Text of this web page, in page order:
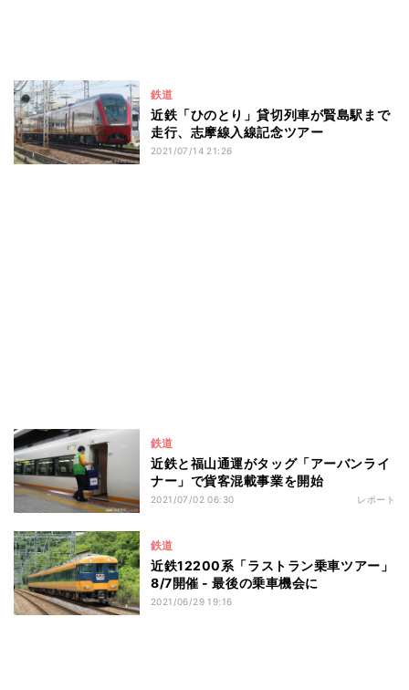
鉄道
近鉄「ひのとり」貸切列車が賢島駅まで
走行、志摩線入線記念ツアー
2021/07/14 21:26
鉄道
近鉄と福山通運がタッグ「アーバンライ
ナー」で貨客混載事業を開始
2021/07/02 06:30 レポート
鉄道
近鉄12200系「ラストラン乗車ツアー」
8/7開催 - 最後の乗車機会に
2021/06/29 19:16